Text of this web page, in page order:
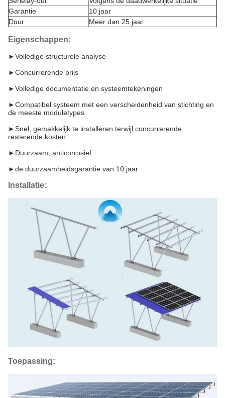
Garantie
10 jaar
Duur
Meer dan 25 jaar
Eigenschappen:
►Volledige structurele analyse
►Concurrerende prijs
►Volledige documentatie en systeemtekeningen
►Compatibel systeem met een verscheidenheid van stichting en
de meeste moduletypes
►Snel, gemakkelijk te installeren terwijl concurrerende
resterende kosten
► Duurzaam, anticorrosief
►de duurzaamheidsgarantie van 10 jaar
Installatie:
Toepassing: